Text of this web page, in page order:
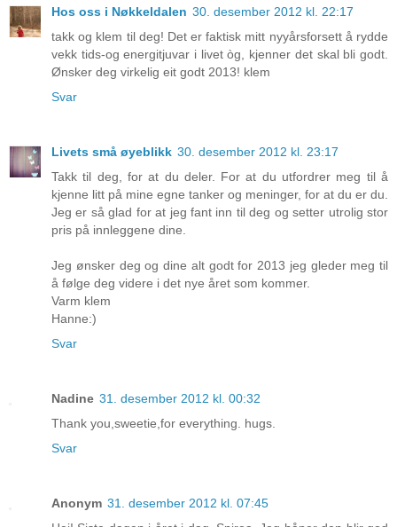
Hos oss i Nøkkeldalen 30. desember 2012 kl. 22:17
takk og klem til deg! Det er faktisk mitt nyyårsforsett å rydde
vekk tids-og energitjuvar i livet òg, kjenner det skal bli godt.
Ønsker deg virkelig eit godt 2013! klem
Svar
Livets små øyeblikk 30. desember 2012 kl. 23:17
Takk til deg, for at du deler. For at du utfordrer meg til å
kjenne litt på mine egne tanker og meninger, for at du er du.
Jeg er så glad for at jeg fant inn til deg og setter utrolig stor
pris på innleggene dine.
Jeg ønsker deg og dine alt godt for 2013 jeg gleder meg til
å følge deg videre i det nye året som kommer.
Varm klem
Hanne:)
Svar
Nadine 31. desember 2012 kl. 00:32
Thank you,sweetie,for everything. hugs.
Svar
Anonym 31. desember 2012 kl. 07:45